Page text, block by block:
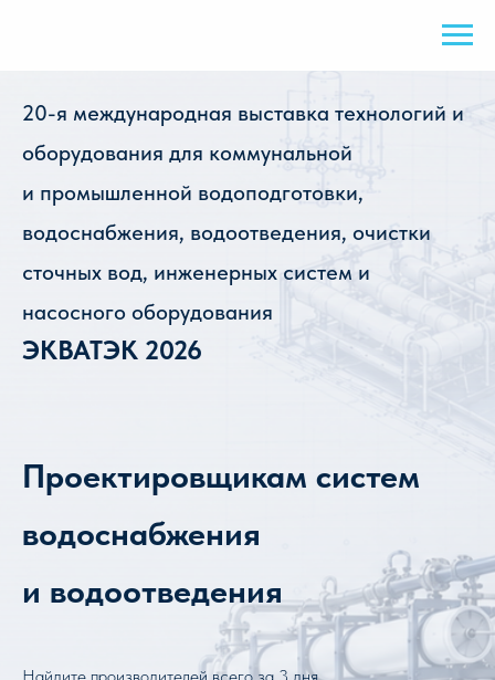
20-я международная выставка технологий и
оборудования для коммунальной
и промышленной водоподготовки,
водоснабжения, водоотведения, очистки
сточных вод, инженерных систем и
насосного оборудования
ЭКВАТЭК 2026
Проектировщикам систем
водоснабжения
и водоотведения